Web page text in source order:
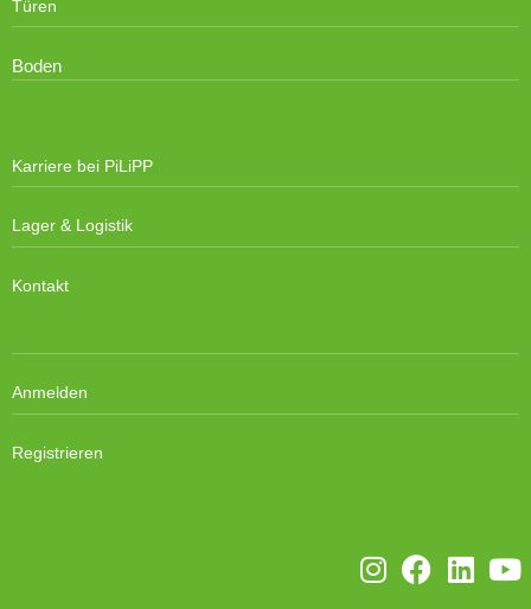
Türen
Boden
Karriere bei PiLiPP
Lager & Logistik
Kontakt
Anmelden
Registrieren